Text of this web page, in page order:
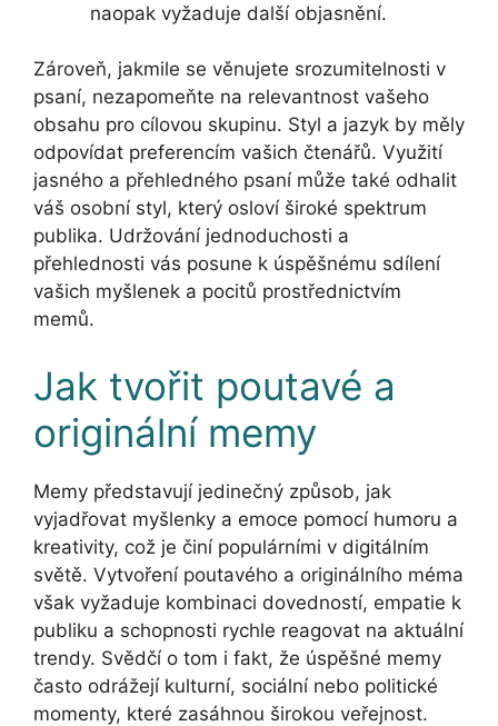
naopak vyžaduje další objasnění.
Zároveň, jakmile se věnujete srozumitelnosti v
psaní, nezapomeňte na relevantnost vašeho
obsahu pro cílovou skupinu. Styl a jazyk by měly
odpovídat preferencím vašich čtenářů. Využití
jasného a přehledného psaní může také odhalit
váš osobní styl, který osloví široké spektrum
publika. Udržování jednoduchosti a
přehlednosti vás posune k úspěšnému sdílení
vašich myšlenek a pocitů prostřednictvím
memů.
Jak tvořit poutavé a
originální memy
Memy představují jedinečný způsob, jak
vyjadřovat myšlenky a emoce pomocí humoru a
kreativity, což je činí populárními v digitálním
světě. Vytvoření poutavého a originálního méma
však vyžaduje kombinaci dovedností, empatie k
publiku a schopnosti rychle reagovat na aktuální
trendy. Svědčí o tom i fakt, že úspěšné memy
často odrážejí kulturní, sociální nebo politické
momenty, které zasáhnou širokou veřejnost.